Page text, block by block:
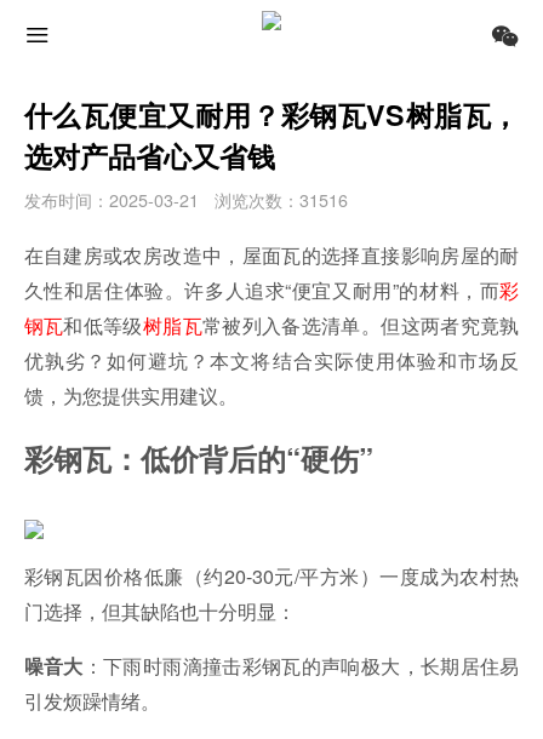
什么瓦便宜又耐用？彩钢瓦VS树脂瓦，
选对产品省心又省钱
发布时间：2025-03-21 浏览次数：31516
在自建房或农房改造中，屋面瓦的选择直接影响房屋的耐
久性和居住体验。许多人追求“便宜又耐用”的材料，而彩
钢瓦和低等级树脂瓦常被列入备选清单。但这两者究竟孰
优孰劣？如何避坑？本文将结合实际使用体验和市场反
馈，为您提供实用建议。
彩钢瓦：低价背后的“硬伤”
彩钢瓦因价格低廉（约20-30元/平方米）一度成为农村热
门选择，但其缺陷也十分明显：
噪音大 ：下雨时雨滴撞击彩钢瓦的声响极大，长期居住易
引发烦躁情绪。